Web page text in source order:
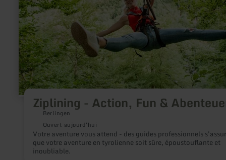
Ziplining - Action, Fun &
Berlingen
Ouvert aujourd'hui
Votre aventure vous attend - des guides professionnels
que votre aventure en tyrolienne soit sûre, époustouflante et
inoubliable.
Fun
&amp;
Abenteuer